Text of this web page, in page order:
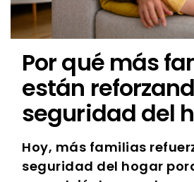
Por qué más
están
seguridad del
Hoy, más familias
seguridad del hogar